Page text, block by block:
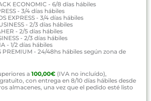
ECONOMIC - 6/8 días hábiles
- 3/4 días hábiles
EXPRESS - 3/4 días hábiles
- 2/3 días hábiles
- 2/5 días hábiles
- 2/3 días hábiles
- 1/2 días hábiles
PREMIUM - 24/48hs hábiles según zona de
a 100,00€ (IVA no incluído),
con entrega en 8/10 días hábiles desde
almacenes, una vez que el pedido esté listo